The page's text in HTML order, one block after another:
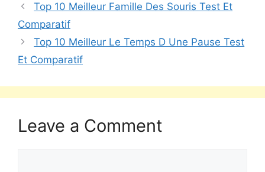
Top 10 Meilleur Famille Des Souris Test Et
Comparatif
Top 10 Meilleur Le Temps D Une Pause Test
Et Comparatif
Leave a Comment